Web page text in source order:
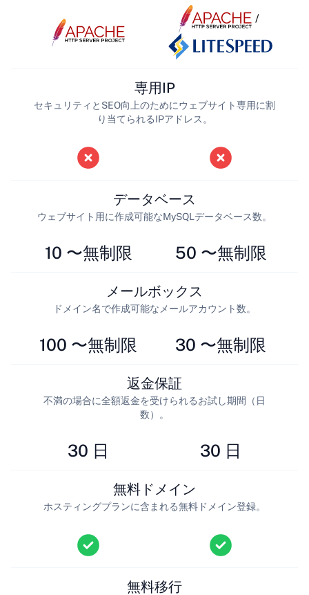
/
専用IP
セキュリティとSEO向上のためにウェブサイト専用に割
り当てられるIPアドレス。
10 〜無制限
データベース
ウェブサイト用に作成可能なMySQLデータベース数。
50 〜無制限
100 〜無制限
メールボックス
ドメイン名で作成可能なメールアカウント数。
30 〜無制限
30 日
返金保証
不満の場合に全額返金を受けられるお試し期間（日
数）。
30 日
無料ドメイン
ホスティングプランに含まれる無料ドメイン登録。
無料移行